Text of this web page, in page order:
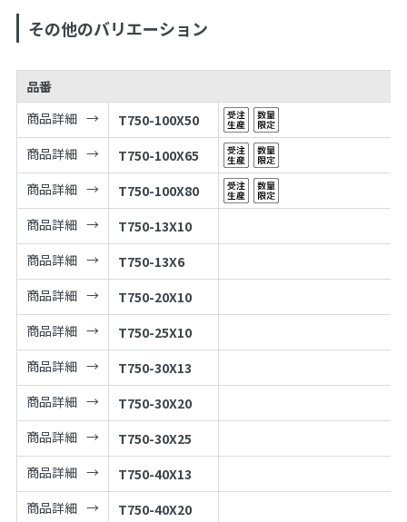
その他のバリエーション
品番
商品詳細
T750-100X50
商品詳細
T750-100X65
商品詳細
T750-100X80
商品詳細
T750-13X10
商品詳細
T750-13X6
商品詳細
T750-20X10
商品詳細
T750-25X10
商品詳細
T750-30X13
商品詳細
T750-30X20
商品詳細
T750-30X25
商品詳細
T750-40X13
商品詳細
T750-40X20